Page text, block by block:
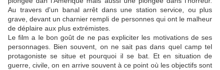
Au travers d'un banal arrêt dans une station service, ou plus
grave, devant un charnier rempli de personnes qui ont le malheur
de déplaire aux plus extrémistes.
Le film a le bon goût de ne pas expliciter les motivations de ses
personnages. Bien souvent, on ne sait pas dans quel camp tel
protagoniste se situe et pourquoi il se bat. Et en situation de
guerre, civile, on en arrive souvent à ce point où les objectifs sont